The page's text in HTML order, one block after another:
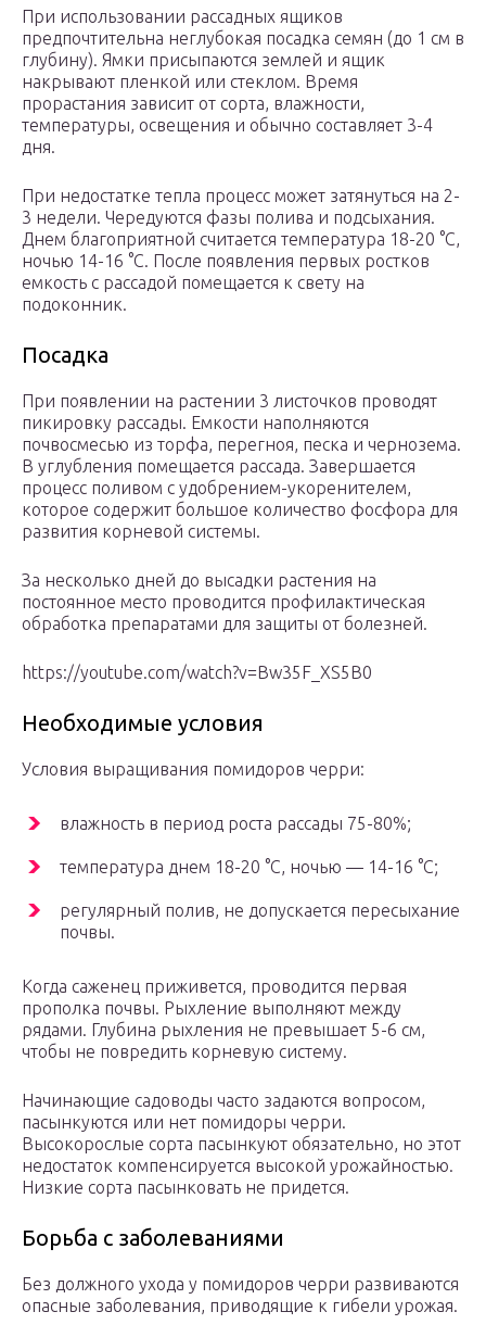
При использовании рассадных ящиков
предпочтительна неглубокая посадка семян (до 1 см в
глубину). Ямки присыпаются землей и ящик
накрывают пленкой или стеклом. Время
прорастания зависит от сорта, влажности,
температуры, освещения и обычно составляет 3-4
дня.
При недостатке тепла процесс может затянуться на 2-
3 недели. Чередуются фазы полива и подсыхания.
Днем благоприятной считается температура 18-20 °С,
ночью 14-16 °С. После появления первых ростков
емкость с рассадой помещается к свету на
подоконник.
Посадка
При появлении на растении 3 листочков проводят
пикировку рассады. Емкости наполняются
почвосмесью из торфа, перегноя, песка и чернозема.
В углубления помещается рассада. Завершается
процесс поливом с удобрением-укоренителем,
которое содержит большое количество фосфора для
развития корневой системы.
За несколько дней до высадки растения на
постоянное место проводится профилактическая
обработка препаратами для защиты от болезней.
https://youtube.com/watch?v=Bw35F_XS5B0
Необходимые условия
Условия выращивания помидоров черри:
влажность в период роста рассады 75-80%;
температура днем 18-20 °С, ночью — 14-16 °С;
регулярный полив, не допускается пересыхание
почвы.
Когда саженец приживется, проводится первая
прополка почвы. Рыхление выполняют между
рядами. Глубина рыхления не превышает 5-6 см,
чтобы не повредить корневую систему.
Начинающие садоводы часто задаются вопросом,
пасынкуются или нет помидоры черри.
Высокорослые сорта пасынкуют обязательно, но этот
недостаток компенсируется высокой урожайностью.
Низкие сорта пасынковать не придется.
Борьба с заболеваниями
Без должного ухода у помидоров черри развиваются
опасные заболевания, приводящие к гибели урожая.